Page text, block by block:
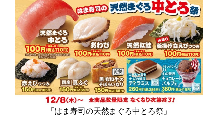
「はま寿司の天然まぐろ中とろ祭」